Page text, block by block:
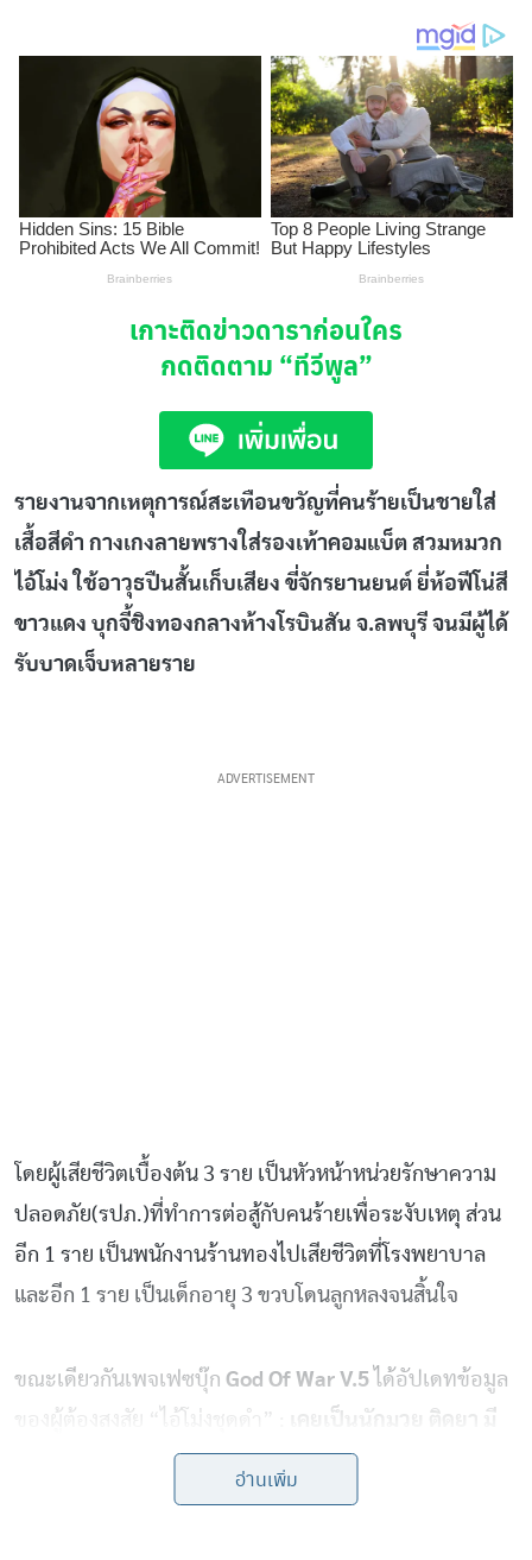
เกาะติดข่าวดาราก่อนใคร
กดติดตาม “ทีวีพูล”
รายงานจากเหตุการณ์สะเทือนขวัญที่คนร้ายเป็นชายใส่
เสื้อสีดำ กางเกงลายพรางใส่รองเท้าคอมแบ็ต สวมหมวก
ไอ้โม่ง ใช้อาวุธปืนสั้นเก็บเสียง ขี่จักรยานยนต์ ยี่ห้อฟีโน่สี
ขาวแดง บุกจี้ชิงทองกลางห้างโรบินสัน จ.ลพบุรี จนมีผู้ได้
รับบาดเจ็บหลายราย
ADVERTISEMENT
โดยผู้เสียชีวิตเบื้องต้น 3 ราย เป็นหัวหน้าหน่วยรักษาความ
ปลอดภัย(รปภ.)ที่ทำการต่อสู้กับคนร้ายเพื่อระงับเหตุ ส่วน
อีก 1 ราย เป็นพนักงานร้านทองไปเสียชีวิตที่โรงพยาบาล
และอีก 1 ราย เป็นเด็กอายุ 3 ขวบโดนลูกหลงจนสิ้นใจ
ขณะเดียวกันเพจเฟซบุ๊ก God Of War V.5 ได้อัปเดทข้อมูล
ของผู้ต้องสงสัย “ไอ้โม่งชุดดำ” :
เคยเป็นนักมวย ติดยา มี
คดีจี้ปล้น ข่มขืน ไม่ใช่ทหาร รูปร่างท้วมกว่าในคลิป ใน
คลิปมันบีบให้ดูเหมือนผอม
อ่านเพิ่ม